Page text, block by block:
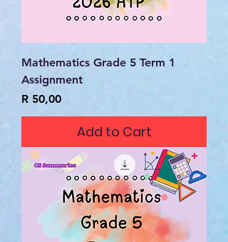
Mathematics Grade 5 Term 1
Assignment
Price
R 50,00
Add to Cart